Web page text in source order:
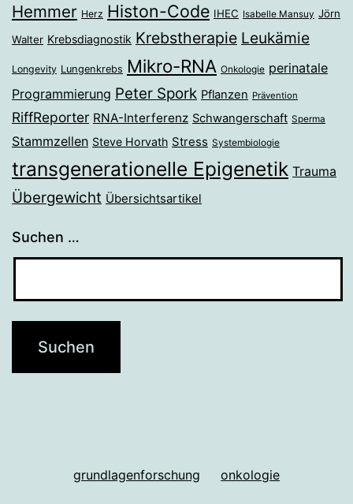
Hemmer Herz Histon-Code IHEC Isabelle Mansuy Jörn
Walter Krebsdiagnostik Krebstherapie Leukämie
Longevity Lungenkrebs Mikro-RNA Onkologie perinatale
Programmierung Peter Spork Pflanzen Prävention
RiffReporter RNA-Interferenz Schwangerschaft Sperma
Stammzellen Steve Horvath Stress Systembiologie
transgenerationelle Epigenetik Trauma
Übergewicht Übersichtsartikel
Suchen …
grundlagenforschung onkologie